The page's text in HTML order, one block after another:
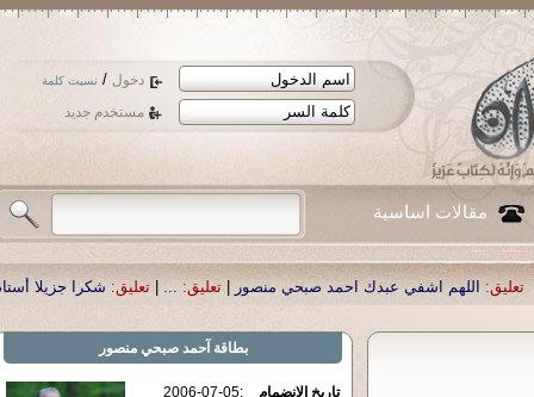
دخول / نسيت كلمة
مستخدم جديد
مقالات اساسية
احمد صبحي منصور|تعليق: ...
|تعليق: شكرا جزيلا أستاذ حمد الحمد .أكرمكم
بطاقة آحمد صبحي منصور
تاريخ الانضمام :
2006-07-05